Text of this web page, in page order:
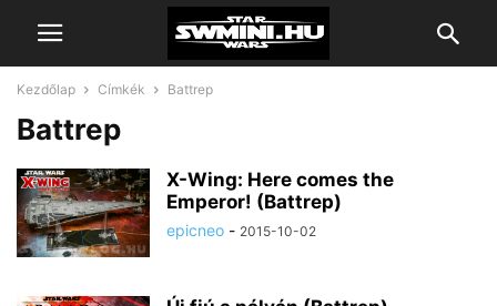
Kezdőlap Címkék Battrep
Battrep
X-Wing: Here comes the
Emperor! (Battrep)
epicneo - 2015-10-02